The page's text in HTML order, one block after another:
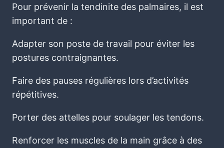
Pour prévenir la tendinite des palmaires, il est
important de :
Adapter son poste de travail pour éviter les
postures contraignantes.
Faire des pauses régulières lors d’activités
répétitives.
Porter des attelles pour soulager les tendons.
Renforcer les muscles de la main grâce à des